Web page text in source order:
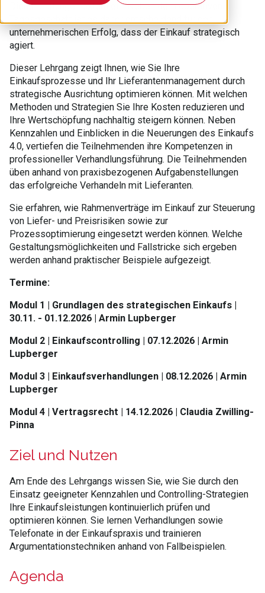
Dienstleistungen extern ein. Neben dem operativen
unternehmerischen Erfolg, dass der Einkauf strategisch
agiert.
Dieser Lehrgang zeigt Ihnen, wie Sie Ihre
Einkaufsprozesse und Ihr Lieferantenmanagement durch
strategische Ausrichtung optimieren können. Mit welchen
Methoden und Strategien Sie Ihre Kosten reduzieren und
Ihre Wertschöpfung nachhaltig steigern können. Neben
Kennzahlen und Einblicken in die Neuerungen des Einkaufs
4.0, vertiefen die Teilnehmenden ihre Kompetenzen in
professioneller Verhandlungsführung. Die Teilnehmenden
üben anhand von praxisbezogenen Aufgabenstellungen
das erfolgreiche Verhandeln mit Lieferanten.
Sie erfahren, wie Rahmenverträge im Einkauf zur Steuerung
von Liefer- und Preisrisiken sowie zur
Prozessoptimierung eingesetzt werden können. Welche
Gestaltungsmöglichkeiten und Fallstricke sich ergeben
werden anhand praktischer Beispiele aufgezeigt.
Termine:
Modul 1 | Grundlagen des strategischen Einkaufs |
30.11. - 01.12.2026 | Armin Lupberger
Modul 2 | Einkaufscontrolling | 07.12.2026 | Armin
Lupberger
Modul 3 | Einkaufsverhandlungen | 08.12.2026 | Armin
Lupberger
Modul 4 | Vertragsrecht | 14.12.2026 | Claudia Zwilling-
Pinna
Ziel und Nutzen
Am Ende des Lehrgangs wissen Sie, wie Sie durch den
Einsatz geeigneter Kennzahlen und Controlling-Strategien
Ihre Einkaufsleistungen kontinuierlich prüfen und
optimieren können. Sie lernen Verhandlungen sowie
Telefonate in der Einkaufspraxis und trainieren
Argumentationstechniken anhand von Fallbeispielen.
Agenda